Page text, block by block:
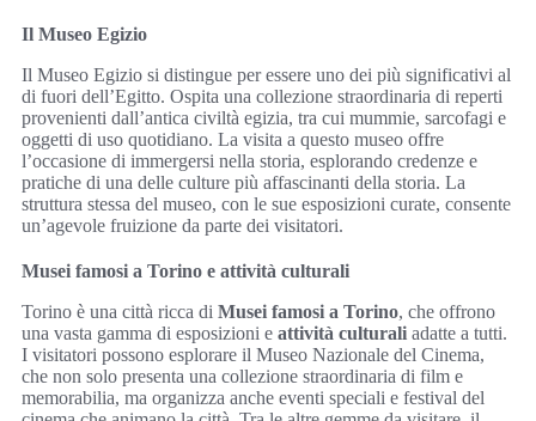
Il Museo Egizio
Il Museo Egizio si distingue per essere uno dei più significativi al
di fuori dell’Egitto. Ospita una collezione straordinaria di reperti
provenienti dall’antica civiltà egizia, tra cui mummie, sarcofagi e
oggetti di uso quotidiano. La visita a questo museo offre
l’occasione di immergersi nella storia, esplorando credenze e
pratiche di una delle culture più affascinanti della storia. La
struttura stessa del museo, con le sue esposizioni curate, consente
un’agevole fruizione da parte dei visitatori.
Musei famosi a Torino e attività culturali
Torino è una città ricca di Musei famosi a Torino, che offrono
una vasta gamma di esposizioni e attività culturali adatte a tutti.
I visitatori possono esplorare il Museo Nazionale del Cinema,
che non solo presenta una collezione straordinaria di film e
memorabilia, ma organizza anche eventi speciali e festival del